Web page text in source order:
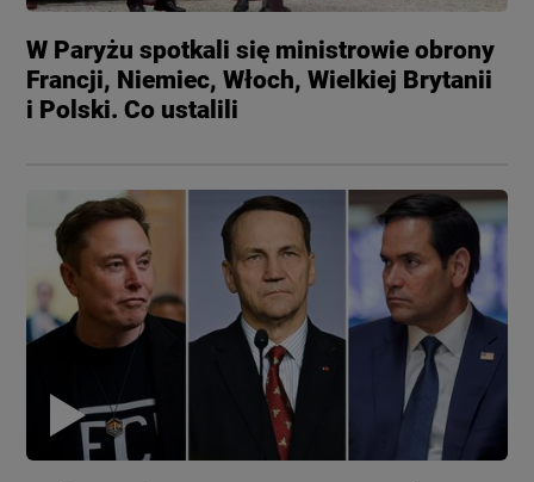
W Paryżu spotkali się ministrowie obrony
Francji, Niemiec, Włoch, Wielkiej Brytanii
i Polski. Co ustalili